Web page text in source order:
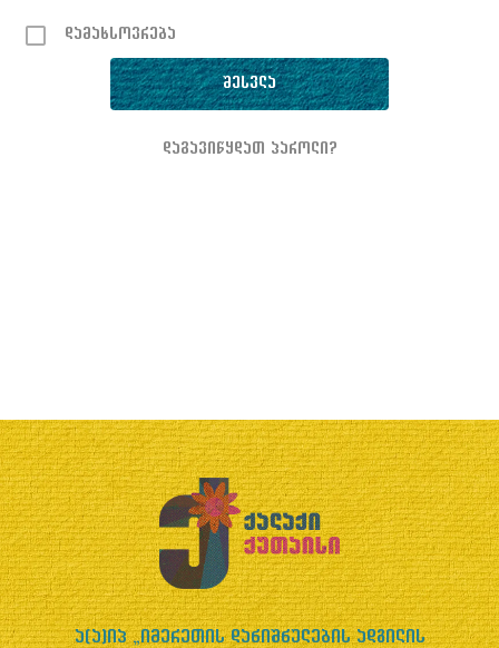
დამახსოვრება
დაგავიწყდათ პაროლი?
ა(ა)იპ „იმერეთის დანიშნულების ადგილის